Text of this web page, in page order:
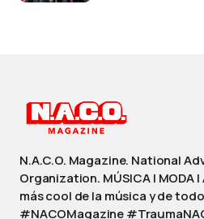
N.A.C.O. Magazine. National
Organization. MÚSICA | MODA |
más cool de la música y de
#NACOMagazine